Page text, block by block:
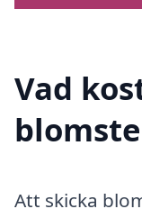
Vad
Att skicka